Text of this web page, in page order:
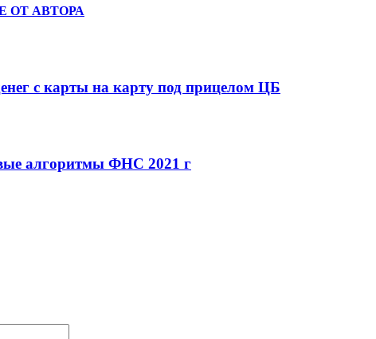
ОТ АВТОРА
с карты на карту под прицелом ЦБ
алгоритмы ФНС 2021 г